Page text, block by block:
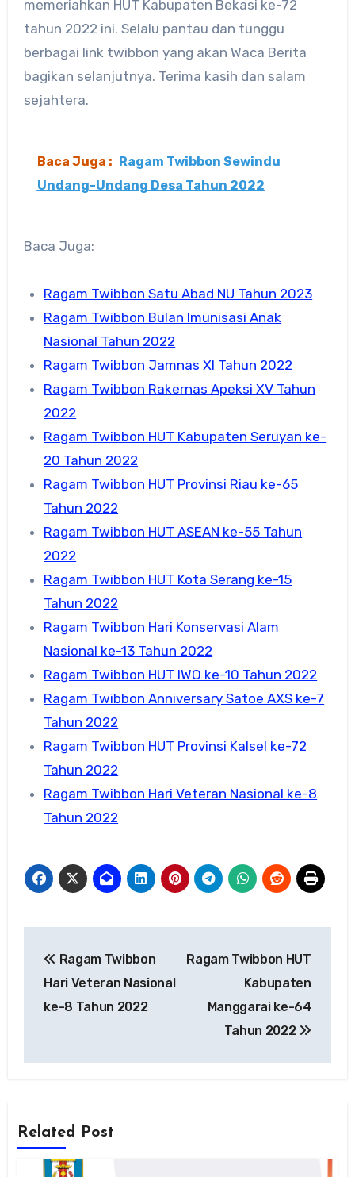
memeriahkan HUT Kabupaten Bekasi ke-72
tahun 2022 ini. Selalu pantau dan tunggu
berbagai link twibbon yang akan Waca Berita
bagikan selanjutnya. Terima kasih dan salam
sejahtera.
Baca Juga : Ragam Twibbon Sewindu
Undang-Undang Desa Tahun 2022
Baca Juga:
Ragam Twibbon Satu Abad NU Tahun 2023
Ragam Twibbon Bulan Imunisasi Anak
Nasional Tahun 2022
Ragam Twibbon Jamnas XI Tahun 2022
Ragam Twibbon Rakernas Apeksi XV Tahun
2022
Ragam Twibbon HUT Kabupaten Seruyan ke-
20 Tahun 2022
Ragam Twibbon HUT Provinsi Riau ke-65
Tahun 2022
Ragam Twibbon HUT ASEAN ke-55 Tahun
2022
Ragam Twibbon HUT Kota Serang ke-15
Tahun 2022
Ragam Twibbon Hari Konservasi Alam
Nasional ke-13 Tahun 2022
Ragam Twibbon HUT IWO ke-10 Tahun 2022
Ragam Twibbon Anniversary Satoe AXS ke-7
Tahun 2022
Ragam Twibbon HUT Provinsi Kalsel ke-72
Tahun 2022
Ragam Twibbon Hari Veteran Nasional ke-8
Tahun 2022
pos
Ragam Twibbon
Hari Veteran Nasional
ke-8 Tahun 2022
Ragam Twibbon HUT
Kabupaten
Manggarai ke-64
Tahun 2022
Related Post